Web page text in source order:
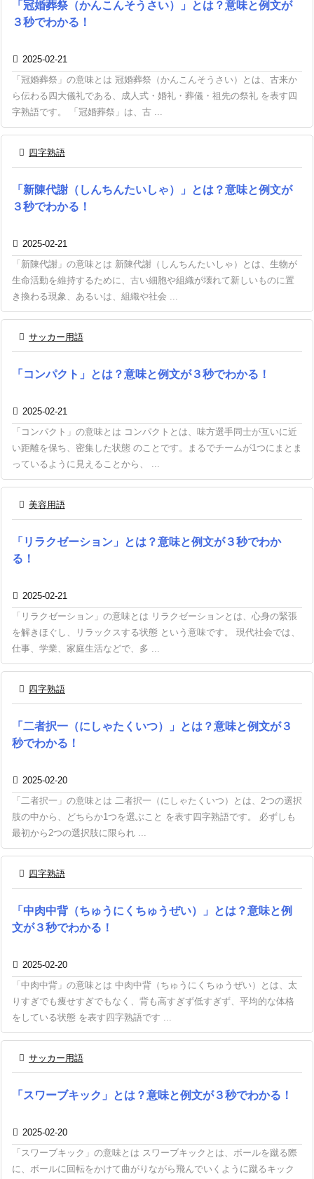
「冠婚葬祭（かんこんそうさい）」とは？意味と例文が
３秒でわかる！
 2025-02-21
「冠婚葬祭」の意味とは 冠婚葬祭（かんこんそうさい）とは、古来か
ら伝わる四大儀礼である、成人式・婚礼・葬儀・祖先の祭礼 を表す四
字熟語です。 「冠婚葬祭」は、古 ...
 四字熟語
「新陳代謝（しんちんたいしゃ）」とは？意味と例文が
３秒でわかる！
 2025-02-21
「新陳代謝」の意味とは 新陳代謝（しんちんたいしゃ）とは、生物が
生命活動を維持するために、古い細胞や組織が壊れて新しいものに置
き換わる現象、あるいは、組織や社会 ...
 サッカー用語
「コンパクト」とは？意味と例文が３秒でわかる！
 2025-02-21
「コンパクト」の意味とは コンパクトとは、味方選手同士が互いに近
い距離を保ち、密集した状態 のことです。まるでチームが1つにまとま
っているように見えることから、 ...
 美容用語
「リラクゼーション」とは？意味と例文が３秒でわか
る！
 2025-02-21
「リラクゼーション」の意味とは リラクゼーションとは、心身の緊張
を解きほぐし、リラックスする状態 という意味です。 現代社会では、
仕事、学業、家庭生活などで、多 ...
 四字熟語
「二者択一（にしゃたくいつ）」とは？意味と例文が３
秒でわかる！
 2025-02-20
「二者択一」の意味とは 二者択一（にしゃたくいつ）とは、2つの選択
肢の中から、どちらか1つを選ぶこと を表す四字熟語です。 必ずしも
最初から2つの選択肢に限られ ...
 四字熟語
「中肉中背（ちゅうにくちゅうぜい）」とは？意味と例
文が３秒でわかる！
 2025-02-20
「中肉中背」の意味とは 中肉中背（ちゅうにくちゅうぜい）とは、太
りすぎでも痩せすぎでもなく、背も高すぎず低すぎず、平均的な体格
をしている状態 を表す四字熟語です ...
 サッカー用語
「スワーブキック」とは？意味と例文が３秒でわかる！
 2025-02-20
「スワーブキック」の意味とは スワーブキックとは、ボールを蹴る際
に、ボールに回転をかけて曲がりながら飛んでいくように蹴るキック